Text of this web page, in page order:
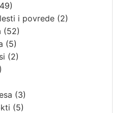
i povrede(2)
(52)
(5)
(2)
(3)
(5)